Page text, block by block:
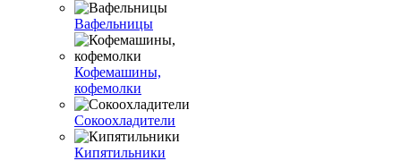
Вафельницы
Кофемашины,
кофемолки
Сокоохладители
Кипятильники